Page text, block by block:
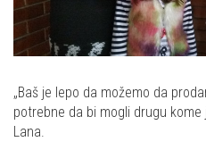
„Baš je lepo da možemo da
potrebne da bi mogli drugu kome
Lana.